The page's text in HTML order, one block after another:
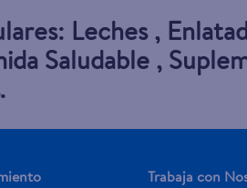
Leches,
Saludable ,
.
Trabaja con